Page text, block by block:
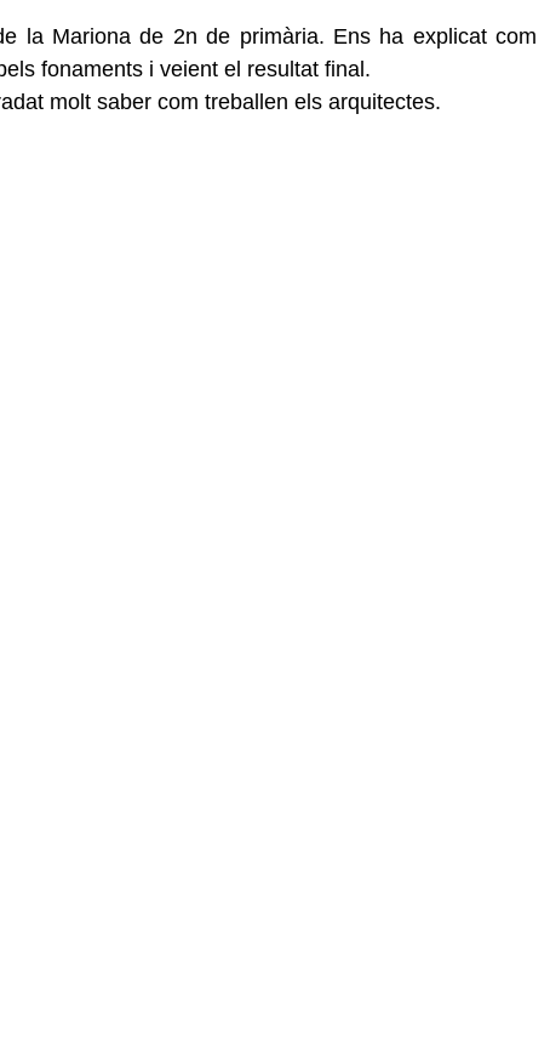
la Mariona de 2n de primària. Ens ha explicat com
fonaments i veient el resultat final.
molt saber com treballen els arquitectes.